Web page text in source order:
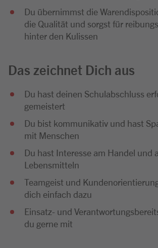
Du übernimmst die
die Qualität und sorgst für
hinter den Kulissen
Das zeichnet Dich aus
Du hast deinen Schulabschluss
gemeistert
Du bist kommunikativ und hast
mit Menschen
Du hast Interesse am Handel und
Lebensmitteln
Teamgeist und
dich einfach dazu
Einsatz- und
du gerne mit